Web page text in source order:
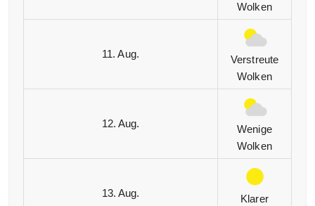
Wolken
11. Aug.
Verstreute
Wolken
12. Aug.
Wenige
Wolken
13. Aug.
Klarer